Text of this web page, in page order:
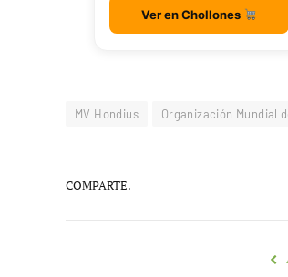
Ver en Chollones
MV Hondius Organización Mundial
COMPARTE.